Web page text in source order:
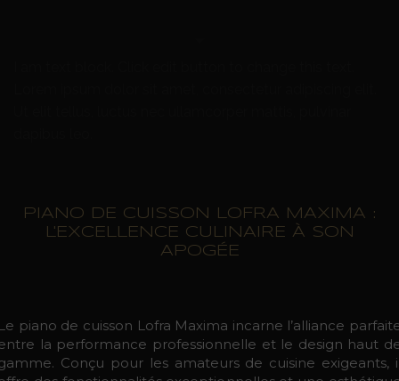
PIANO DE CUISSON LOFRA MAXIMA :
L'EXCELLENCE CULINAIRE À SON
APOGÉE
piano de cuisson Lofra Maxima incarne l’alliance
la performance professionnelle et le design haut
Conçu pour les amateurs de cuisine exigeants,